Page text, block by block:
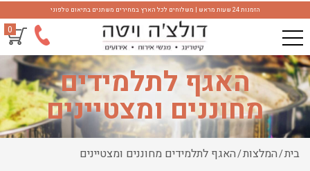
הזמנות 24 שעות מראש | משלוחים לכל הארץ במחירים משתנים בתיאום טלפוני
0
האגף לתלמידים
מחוננים ומצטיינים
בית/המלצות/האגף לתלמידים מחוננים ומצטיינים